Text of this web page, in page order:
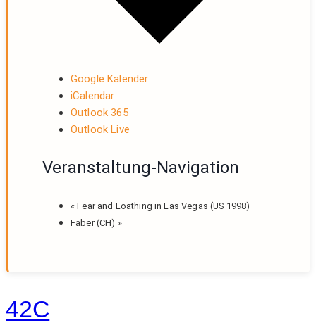
Google Kalender
iCalendar
Outlook 365
Outlook Live
Veranstaltung-Navigation
« Fear and Loathing in Las Vegas (US 1998)
Faber (CH) »
42C